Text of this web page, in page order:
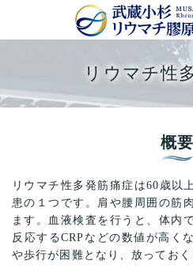
リウマチ性
概要
リウマチ性多発筋痛症は60歳以
患の１つです。肩や腰周囲の筋
ます。血液検査を行うと、体内
反応するCRPなどの数値が高く
や歩行が困難となり、放ってお